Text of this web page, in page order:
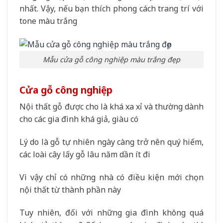
nhất. Vậy, nếu bạn thích phong cách trang trí với
tone màu trắng
Mẫu cửa gỗ công nghiệp màu trắng đẹp
Cửa gỗ công nghiệp
Nội thất gỗ được cho là khá xa xỉ và thường dành
cho các gia đình khá giả, giàu có
Lý do là gỗ tự nhiên ngày càng trở nên quý hiếm,
các loài cây lấy gỗ lâu năm dần ít đi
Vì vậy chỉ có những nhà có điều kiện mới chọn
nội thất từ thành phần này
Tuy nhiên, đối với những gia đình không quá